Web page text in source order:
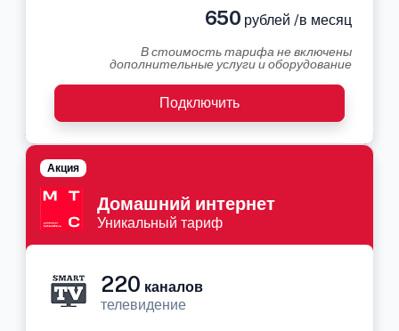
650 рублей /в месяц
В стоимость тарифа не включены
дополнительные услуги и оборудование
Подключить
Домашний интернет
Уникальный тариф
Акция
220 каналов
телевидение